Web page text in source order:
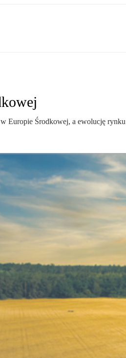
Europie Środkowej, a ewolucję